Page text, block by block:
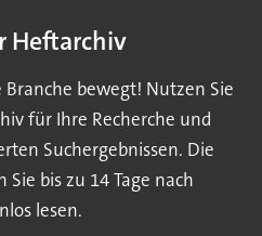
Heftarchiv
Branche bewegt! Nutzen Sie
für Ihre Recherche und
Suchergebnissen. Die
bis zu 14 Tage nach
lesen.